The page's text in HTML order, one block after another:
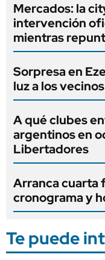
Mercados: la
intervención
mientras
Sorpresa en
luz a los vecinos
A qué clubes
argentinos en
Libertadores
Arranca cuarta
cronograma y
Te puede